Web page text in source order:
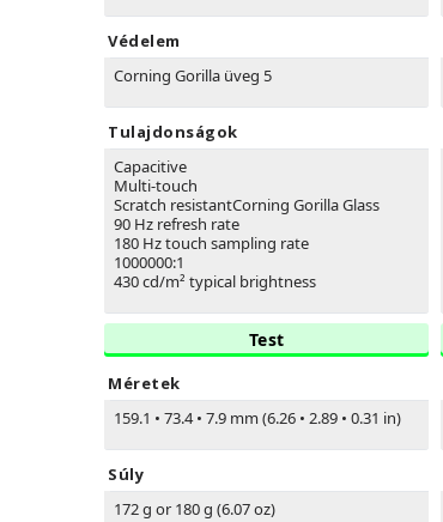
Védelem
Corning Gorilla üveg 5
Tulajdonságok
Capacitive
Multi-touch
Scratch resistantCorning Gorilla Glass
90 Hz refresh rate
180 Hz touch sampling rate
1000000:1
430 cd/m² typical brightness
Test
Méretek
159.1 • 73.4• 7.9 mm (6.26 • 2.89 • 0.31 in)
Súly
172 g or 180 g (6.07 oz)